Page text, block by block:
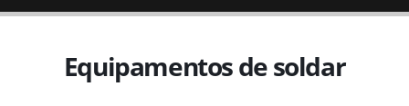
Equipamentos de soldar